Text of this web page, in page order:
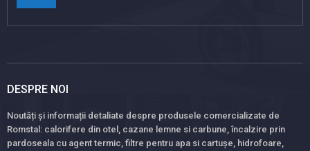
DESPRE NOI
Noutăți și informații detaliate despre produsele comercializate de
Romstal: calorifere din otel, cazane lemne si carbune, încalzire prin
pardoseala cu agent termic, filtre pentru apa si cartușe, hidrofoare,